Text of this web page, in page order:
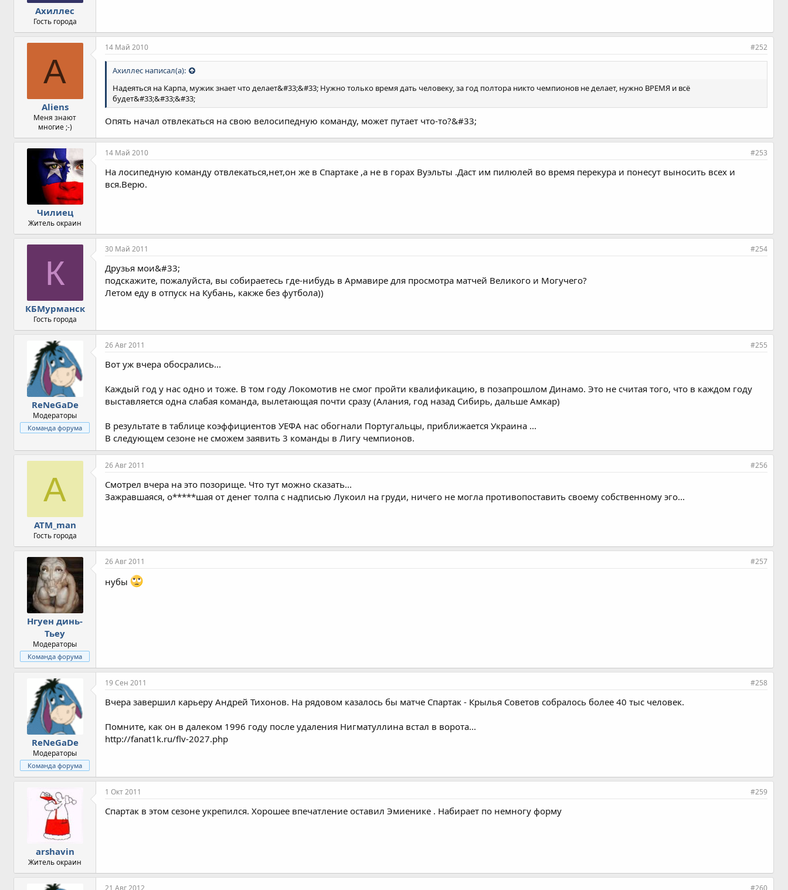
Ахиллес
Гость города
A
Aliens
Меня знают
многие ;-)
14 Май 2010 #252
Ахиллес написал(а):
Надеяться на Карпа, мужик знает что делает&#33;&#33; Нужно только время дать человеку, за год полтора никто чемпионов не делает, нужно ВРЕМЯ и всё
будет&#33;&#33;&#33;
Опять начал отвлекаться на свою велосипедную команду, может путает что-то?&#33;
Чилиец
Житель окраин
14 Май 2010 #253
На лосипедную команду отвлекаться,нет,он же в Спартаке ,а не в горах Вуэльты .Даст им пилюлей во время перекура и понесут выносить всех и
вся.Верю.
К
КБМурманск
Гость города
30 Май 2011 #254
Друзья мои&#33;
подскажите, пожалуйста, вы собираетесь где-нибудь в Армавире для просмотра матчей Великого и Могучего?
Летом еду в отпуск на Кубань, какже без футбола))
ReNeGaDe
Модераторы
Команда форума
26 Авг 2011 #255
Вот уж вчера обосрались...
Каждый год у нас одно и тоже. В том году Локомотив не смог пройти квалификацию, в позапрошлом Динамо. Это не считая того, что в каждом году
выставляется одна слабая команда, вылетающая почти сразу (Алания, год назад Сибирь, дальше Амкар)
В результате в таблице коэффициентов УЕФА нас обогнали Португальцы, приближается Украина ...
В следующем сезоне не сможем заявить 3 команды в Лигу чемпионов.
A
ATM_man
Гость города
26 Авг 2011 #256
Смотрел вчера на это позорище. Что тут можно сказать...
Зажравшаяся, о*****шая от денег толпа с надписью Лукоил на груди, ничего не могла противопоставить своему собственному эго...
Нгуен динь-
Тьеу
Модераторы
Команда форума
26 Авг 2011 #257
нубы
ReNeGaDe
Модераторы
Команда форума
19 Сен 2011 #258
Вчера завершил карьеру Андрей Тихонов. На рядовом казалось бы матче Спартак - Крылья Советов собралось более 40 тыс человек.
Помните, как он в далеком 1996 году после удаления Нигматуллина встал в ворота...
http://fanat1k.ru/flv-2027.php
arshavin
Житель окраин
1 Окт 2011 #259
Спартак в этом сезоне укрепился. Хорошее впечатление оставил Эмиенике . Набирает по немногу форму
21 Авг 2012 #260